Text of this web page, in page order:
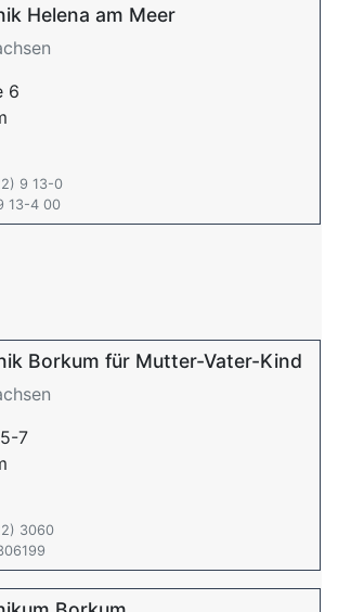
Helena am Meer
6
9 13-0
13-4 00
Borkum für Mutter-Vater-Kind
7
3060